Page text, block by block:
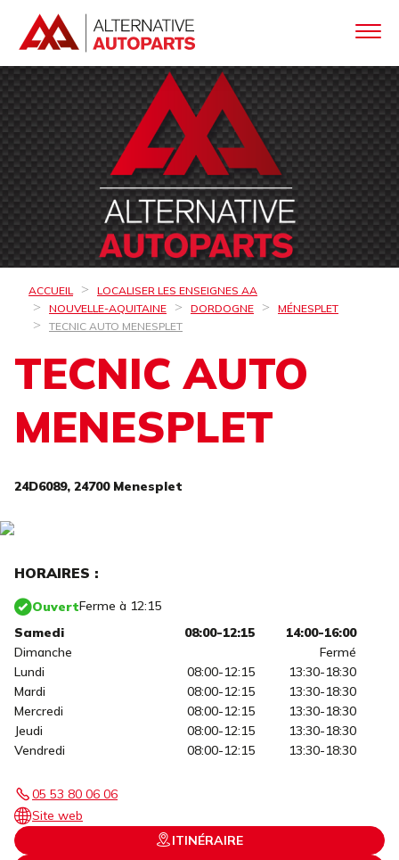
ACCUEIL
LOCALISER LES ENSEIGNES AA
NOUVELLE-AQUITAINE
DORDOGNE
MÉNESPLET
TECNIC AUTO MENESPLET
TECNIC AUTO
MENESPLET
24D6089, 24700 Menesplet
HORAIRES :
OuvertFerme à 12:15
Samedi
08:00-12:15
14:00-16:00
Dimanche
Fermé
Lundi
08:00-12:15
13:30-18:30
Mardi
08:00-12:15
13:30-18:30
Mercredi
08:00-12:15
13:30-18:30
Jeudi
08:00-12:15
13:30-18:30
Vendredi
08:00-12:15 13:30-18:30
05 53 80 06 06
Site web
ITINÉRAIRE